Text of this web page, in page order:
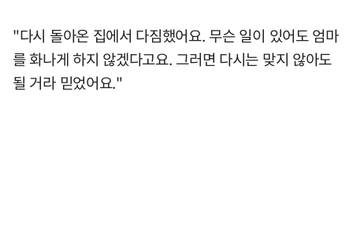
"다시 돌아온 집에서 다짐했어요. 무슨 일이 있어도 엄마
를 화나게 하지 않겠다고요. 그러면 다시는 맞지 않아도
될 거라 믿었어요."